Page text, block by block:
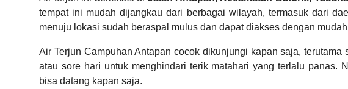
tempat ini mudah dijangkau dari berbagai wilayah, termasuk dari
menuju lokasi sudah beraspal mulus dan dapat diakses dengan
Air Terjun Campuhan Antapan cocok dikunjungi kapan saja, terutama
atau sore hari untuk menghindari terik matahari yang terlalu panas.
bisa datang kapan saja.